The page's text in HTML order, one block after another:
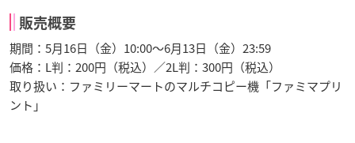
販売概要
期間：5月16日（金）10:00～6月13日（金）23:59
価格：L判：200円（税込）／2L判：300円（税込）
取り扱い：ファミリーマートのマルチコピー機「ファミマプリ
ント」